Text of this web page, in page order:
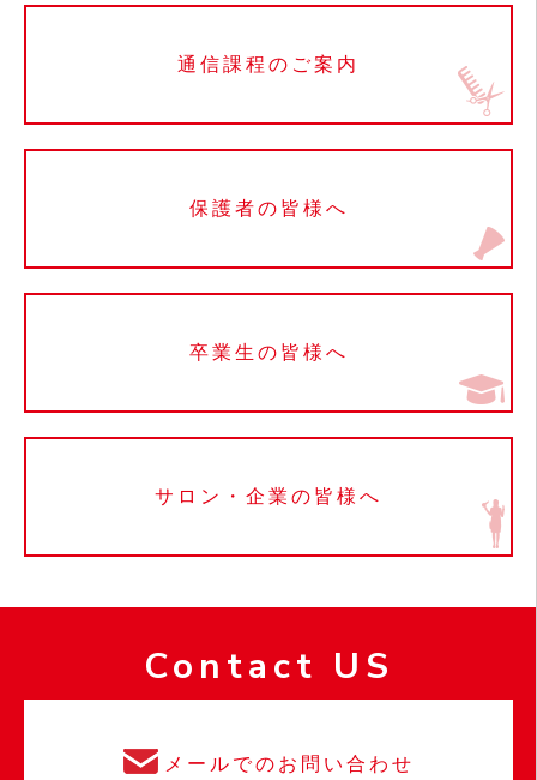
通信課程のご案内
保護者の皆様へ
卒業生の皆様へ
サロン・企業の皆様へ
Contact US
メールでのお問い合わせ